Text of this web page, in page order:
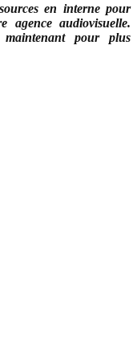
en interne pour
agence audiovisuelle.
pour plus